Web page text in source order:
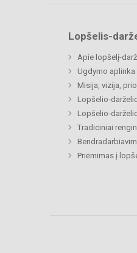
Lopšelis-
Apie lopšelį-
Ugdymo aplinka
Misija, vizija,
Lopšelio-
Lopšelio-
Tradiciniai
Priėmimas į